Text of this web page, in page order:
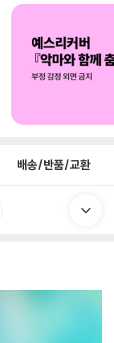
배송/반품/교환